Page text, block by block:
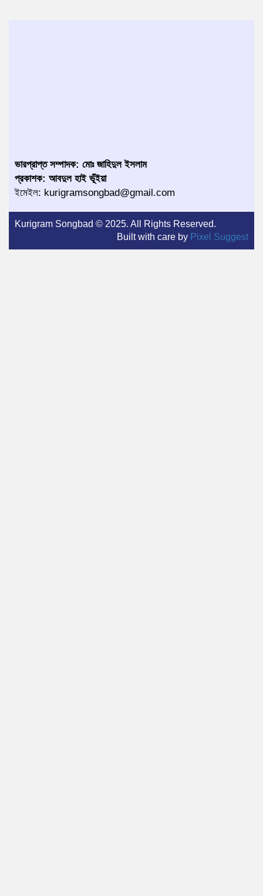
ভারপ্রাপ্ত সম্পাদক: মোঃ জাহিদুল ইসলাম
প্রকাশক: আবদুল হাই ভূঁইয়া
ইমেইল: kurigramsongbad@gmail.com
Kurigram Songbad © 2025. All Rights Reserved.
Built with care by Pixel Suggest